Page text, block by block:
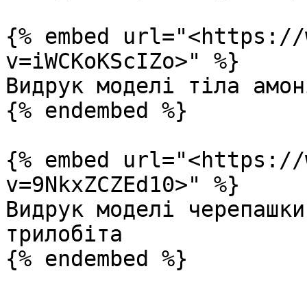
{% embed url="<https://
v=iWCKoKScIZo>" %}
Видрук моделі тіла
{% endembed %}
{% embed url="<https://
v=9NkxZCZEd10>" %}
Видрук моделі
трилобіта
{% endembed %}